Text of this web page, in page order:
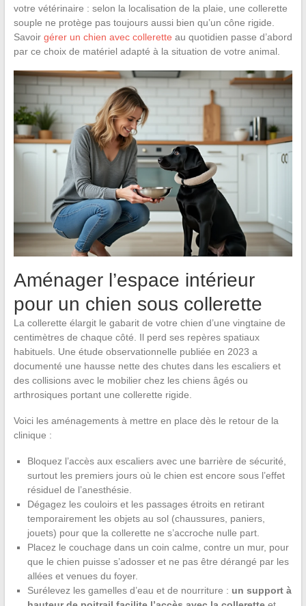
votre vétérinaire : selon la localisation de la plaie, une collerette
souple ne protège pas toujours aussi bien qu’un cône rigide.
Savoir gérer un chien avec collerette au quotidien passe d’abord
par ce choix de matériel adapté à la situation de votre animal.
Aménager l’espace intérieur
pour un chien sous collerette
La collerette élargit le gabarit de votre chien d’une vingtaine de
centimètres de chaque côté. Il perd ses repères spatiaux
habituels. Une étude observationnelle publiée en 2023 a
documenté une hausse nette des chutes dans les escaliers et
des collisions avec le mobilier chez les chiens âgés ou
arthrosiques portant une collerette rigide.
Voici les aménagements à mettre en place dès le retour de la
clinique :
Bloquez l’accès aux escaliers avec une barrière de sécurité,
surtout les premiers jours où le chien est encore sous l’effet
résiduel de l’anesthésie.
Dégagez les couloirs et les passages étroits en retirant
temporairement les objets au sol (chaussures, paniers,
jouets) pour que la collerette ne s’accroche nulle part.
Placez le couchage dans un coin calme, contre un mur, pour
que le chien puisse s’adosser et ne pas être dérangé par les
allées et venues du foyer.
Surélevez les gamelles d’eau et de nourriture : un support à